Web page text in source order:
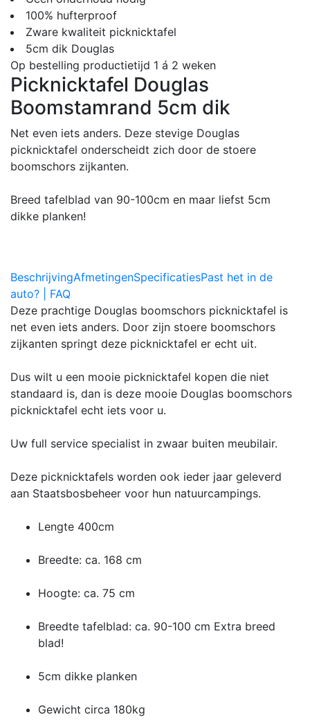
100% hufterproof
Zware kwaliteit picknicktafel
5cm dik Douglas
Op bestelling productietijd 1 á 2 weken
Picknicktafel Douglas
Boomstamrand 5cm dik
Net even iets anders. Deze stevige Douglas
picknicktafel onderscheidt zich door de stoere
boomschors zijkanten.
Breed tafelblad van 90-100cm en maar liefst 5cm
dikke planken!
BeschrijvingAfmetingenSpecificatiesPast het in de
auto? | FAQ
Deze prachtige Douglas boomschors picknicktafel is
net even iets anders. Door zijn stoere boomschors
zijkanten springt deze picknicktafel er echt uit.
Dus wilt u een mooie picknicktafel kopen die niet
standaard is, dan is deze mooie Douglas boomschors
picknicktafel echt iets voor u.
Uw full service specialist in zwaar buiten meubilair.
Deze picknicktafels worden ook ieder jaar geleverd
aan Staatsbosbeheer voor hun natuurcampings.
Lengte 400cm
Breedte: ca. 168 cm
Hoogte: ca. 75 cm
Breedte tafelblad: ca. 90-100 cm Extra breed
blad!
5cm dikke planken
Gewicht circa 180kg